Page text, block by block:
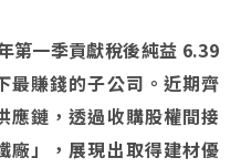
第一季貢獻稅後純益 6.39
最賺錢的子公司。近期齊
應鏈，透過收購股權間接
廠」，展現出取得建材優